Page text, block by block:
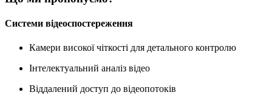
Системи відеоспостереження
Камери високої чіткості для детального контролю
Інтелектуальний аналіз відео
Віддалений доступ до відеопотоків